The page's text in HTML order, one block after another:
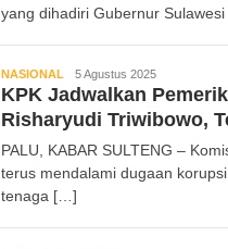
yang dihadiri Gubernur
NASIONAL Kabar
Sulteng
5 Agustus 2025
KPK Jadwalkan
Risharyudi Triwibowo,
PALU, KABAR SULTENG –
terus mendalami dugaan
tenaga […]